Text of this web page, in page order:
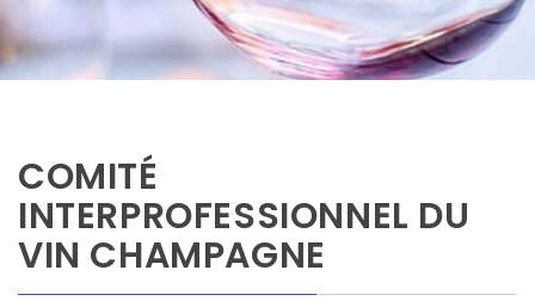
COMITÉ
INTERPROFESSIONNEL DU
VIN CHAMPAGNE